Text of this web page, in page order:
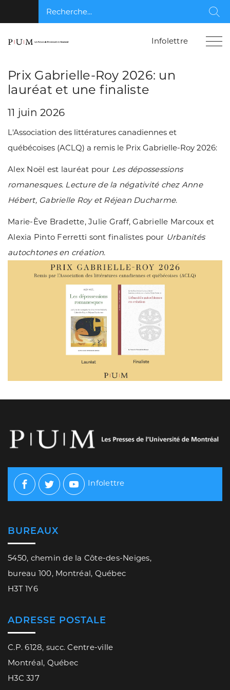
Recherche...
Infolettre
Prix Gabrielle-Roy 2026: un
lauréat et une finaliste
11 juin 2026
L'Association des littératures canadiennes et
québécoises (ACLQ) a remis le Prix Gabrielle-Roy 2026:
Alex Noël est lauréat pour Les dépossessions
romanesques. Lecture de la négativité chez Anne
Hébert, Gabrielle Roy et Réjean Ducharme.
Marie-Ève Bradette, Julie Graff, Gabrielle Marcoux et
Alexia Pinto Ferretti sont finalistes pour Urbanités
autochtones en création.
Facebook
TwitterYoutube
Infolettre
BUREAUX
5450, chemin de la Côte-des-Neiges,
bureau 100, Montréal, Québec
H3T 1Y6
ADRESSE POSTALE
C.P. 6128, succ. Centre-ville
Montréal, Québec
H3C 3J7